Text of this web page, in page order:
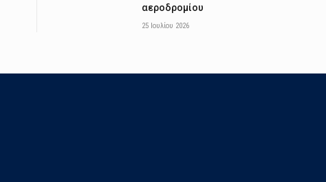
αεροδρομίου
25 Ιουλίου 2026